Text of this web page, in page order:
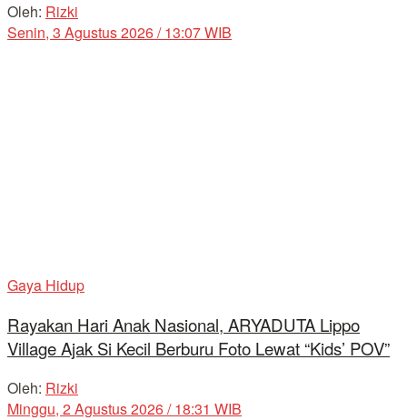
Oleh: Rizki
Senin, 3 Agustus 2026 / 13:07 WIB
Gaya Hidup
Rayakan Hari Anak Nasional, ARYADUTA Lippo
Village Ajak Si Kecil Berburu Foto Lewat “Kids’ POV”
Oleh: Rizki
Minggu, 2 Agustus 2026 / 18:31 WIB